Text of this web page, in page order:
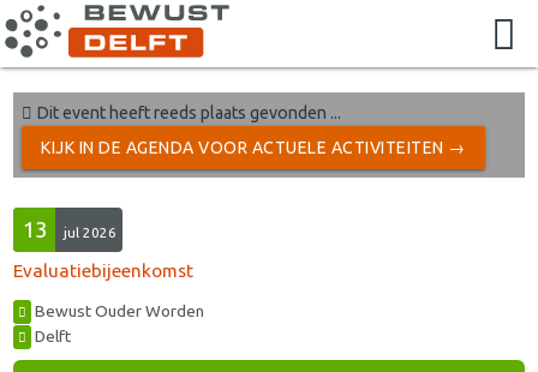
Dit event heeft reeds plaats gevonden ...
KIJK IN DE AGENDA VOOR ACTUELE ACTIVITEITEN →
13 jul 2026
Evaluatiebijeenkomst
Bewust Ouder Worden
Delft